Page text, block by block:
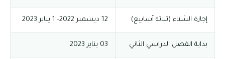
إجازة الشتاء (ثلاثة أسابيع) 12 ديسمبر 2022- 1 يناير 2023
بداية الفصل الدراسي الثاني 03 يناير 2023